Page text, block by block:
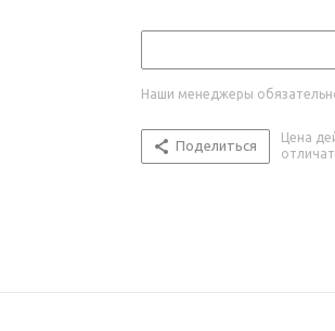
Наши менеджеры
Поделиться
Цена